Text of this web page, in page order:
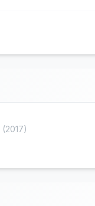
(2017)